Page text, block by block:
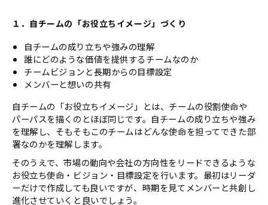
１．自チームの「お役立ちイメージ」づくり
自チームの成り立ちや強みの理解
誰にどのような価値を提供するチームなのか
チームビジョンと長期からの目標設定
メンバーと想いの共有
自チームの「お役立ちイメージ」とは、チームの役割使命や
パーパスを描くのとほぼ同じです。自チームの成り立ちや強み
を理解し、そもそもこのチームはどんな使命を担ってできた部
署なのかを理解します。
そのうえで、市場の動向や会社の方向性をリードできるような
お役立ち使命・ビジョン・目標設定を行います。最初はリーダ
ーだけで作成しても良いですが、時期を見てメンバーと共創し
進化させていくと良いでしょう。